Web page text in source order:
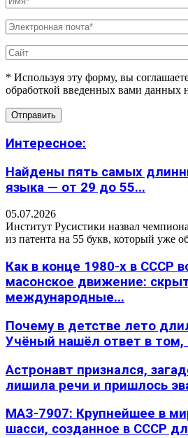
* Используя эту форму, вы
обработкой введенных вами данных
Интересное:
Найдены пять самых
языка — от 29 до 55...
05.07.2026
Институт Русистики назвал
из патента на 55 букв, который уже
Как в конце 1980-х в СССР
масонское движение:
международные...
Почему в детстве лето
Учёный нашёл ответ в том,
Астронавт признался,
лишила речи и пришлось
МАЗ-7907: Крупнейшее в
шасси, созданное в СССР